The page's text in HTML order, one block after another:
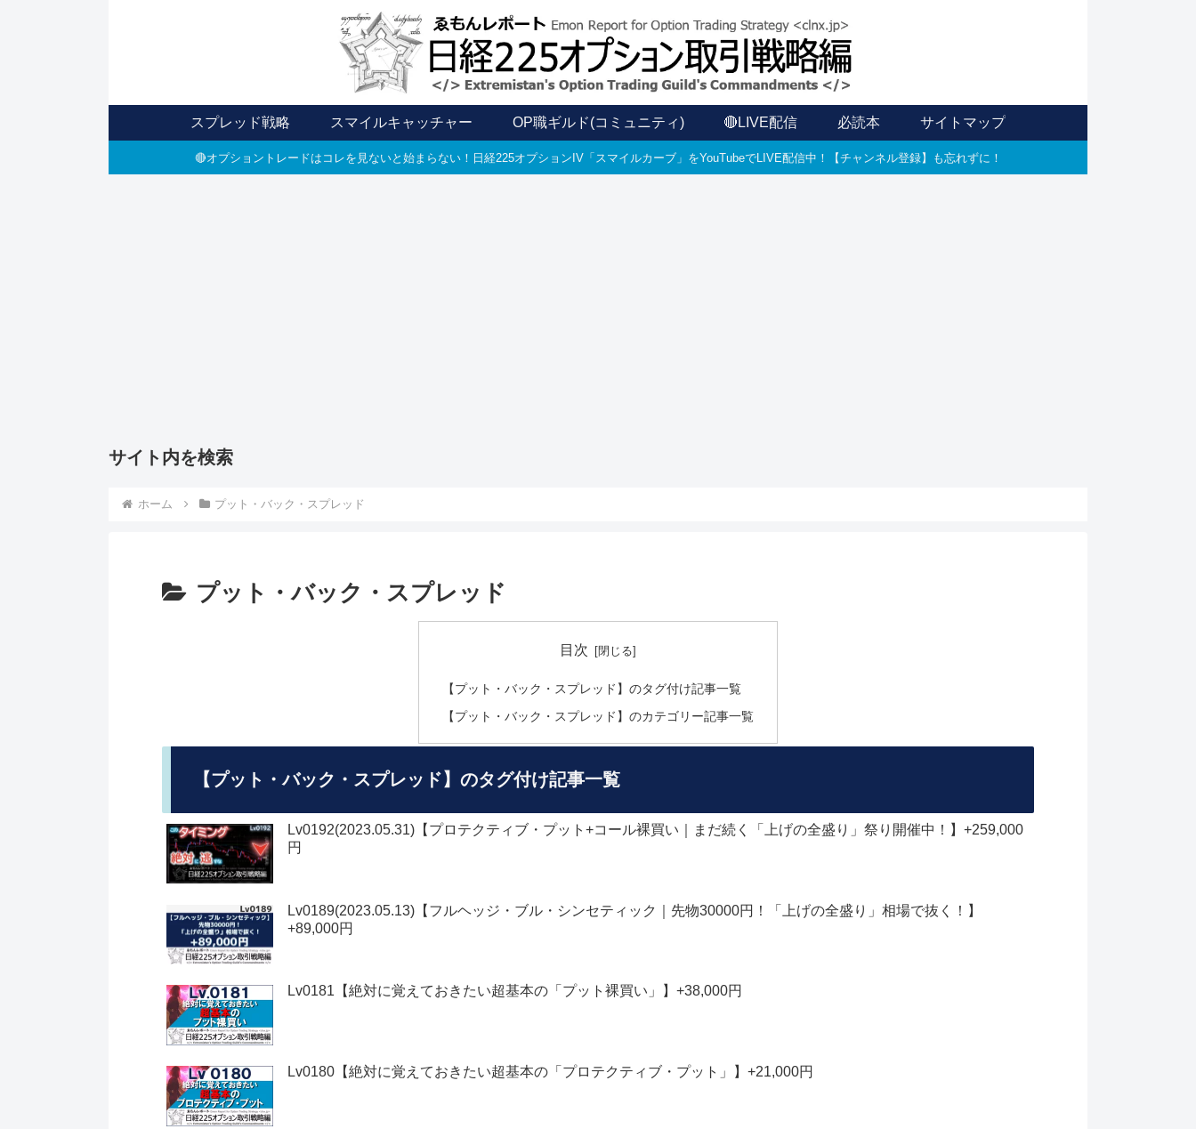
スプレッド戦略 スマイルキャッチャー OP職ギルド(コミュニティ) 🔴LIVE配信 必読本 サイトマップ
🔴オプショントレードはコレを見ないと始まらない！日経225オプションIV「スマイルカーブ」をYouTubeでLIVE配信中！【チャンネル登録】も忘れずに！
サイト内を検索
ホーム プット・バック・スプレッド
プット・バック・スプレッド
目次
【プット・バック・スプレッド】のタグ付け記事一覧
【プット・バック・スプレッド】のカテゴリー記事一覧
【プット・バック・スプレッド】のタグ付け記事一覧
Lv0192(2023.05.31)【プロテクティブ・プット+コール裸買い｜まだ続く「上げの全盛り」祭り開催中！】+259,000
円
Lv0189(2023.05.13)【フルヘッジ・ブル・シンセティック｜先物30000円！「上げの全盛り」相場で抜く！】
+89,000円
Lv0181【絶対に覚えておきたい超基本の「プット裸買い」】+38,000円
Lv0180【絶対に覚えておきたい超基本の「プロテクティブ・プット」】+21,000円